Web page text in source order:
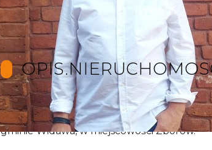
Na sprzedaż grunt rolno - leśny o
gminie Widawa, w miejscowości Zborów.